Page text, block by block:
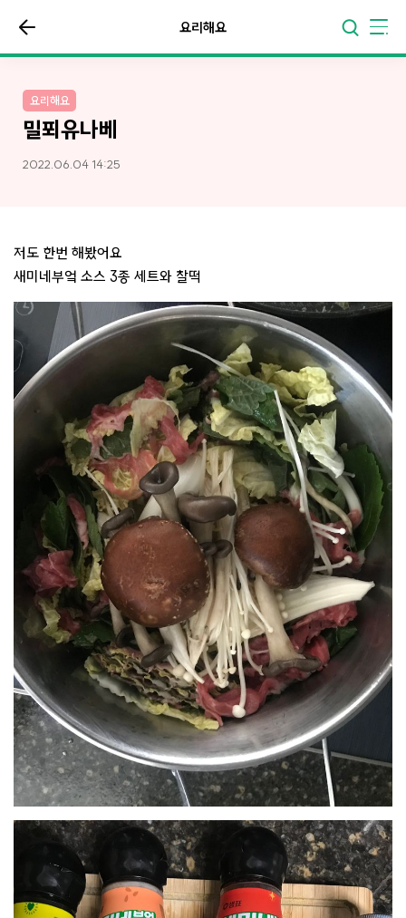
요리해요
요리해요
밀푀유나베
2022.06.04 14:25
저도 한번 해봤어요
새미네부엌 소스 3종 세트와 찰떡